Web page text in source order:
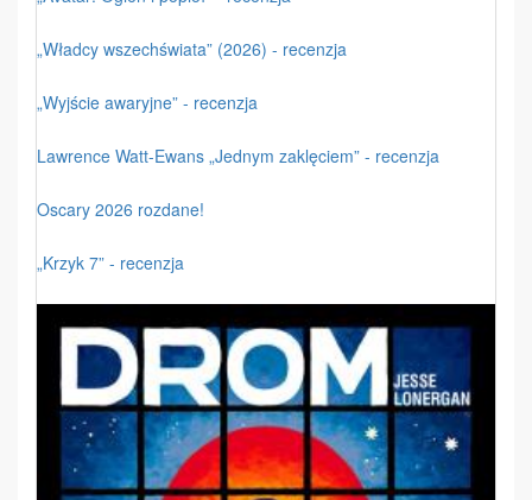
„Władcy wszechświata” (2026) - recenzja
„Wyjście awaryjne” - recenzja
Lawrence Watt-Ewans „Jednym zaklęciem” - recenzja
Oscary 2026 rozdane!
„Krzyk 7” - recenzja